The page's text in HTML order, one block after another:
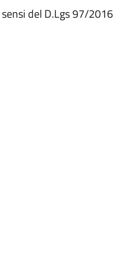
del D.Lgs 97/2016